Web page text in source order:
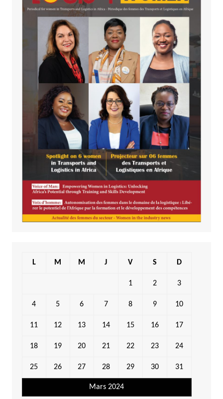
Mars 2024
L M M J V S D
1 2 3
4 5 6 7 8 9 10
11 12 13 14 15 16 17
18 19 20 21 22 23 24
25 26 27 28 29 30 31